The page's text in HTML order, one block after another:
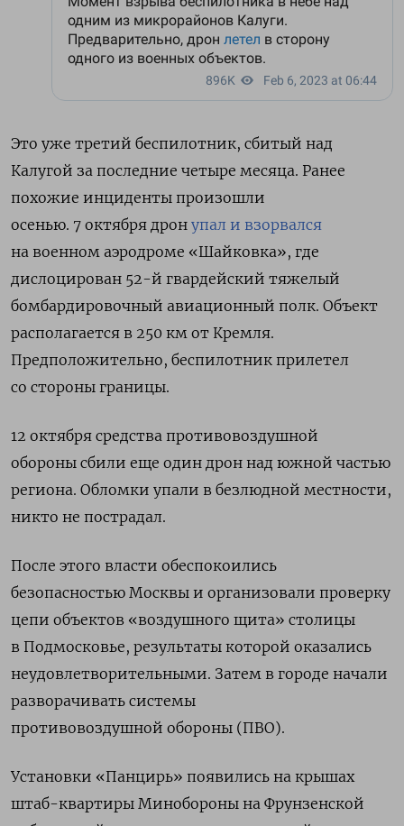
Это уже третий беспилотник, сбитый над
Калугой за последние четыре месяца. Ранее
похожие инциденты произошли
осенью. 7 октября дрон упал и взорвался
на военном аэродроме «Шайковка», где
дислоцирован 52-й гвардейский тяжелый
бомбардировочный авиационный полк. Объект
располагается в 250 км от Кремля.
Предположительно, беспилотник прилетел
со стороны границы.
12 октября средства противовоздушной
обороны сбили еще один дрон над южной частью
региона. Обломки упали в безлюдной местности,
никто не пострадал.
После этого власти обеспокоились
безопасностью Москвы и организовали проверку
цепи объектов «воздушного щита» столицы
в Подмосковье, результаты которой оказались
неудовлетворительными. Затем в городе начали
разворачивать системы
противовоздушной обороны (ПВО).
Установки «Панцирь» появились на крышах
штаб-квартиры Минобороны на Фрунзенской